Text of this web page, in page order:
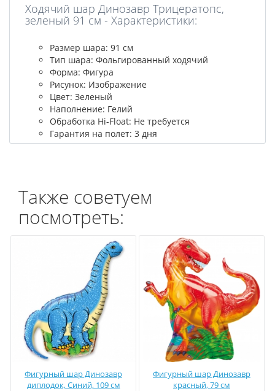
Ходячий шар Динозавр Трицератопс,
зеленый 91 см - Характеристики:
Размер шара: 91 см
Тип шара: Фольгированный ходячий
Форма: Фигура
Рисунок: Изображение
Цвет: Зеленый
Наполнение: Гелий
Обработка Hi-Float: Не требуется
Гарантия на полет: 3 дня
Также советуем
посмотреть:
Фигурный шар Динозавр
диплодок, Синий, 109 см
Фигурный шар Динозавр
красный, 79 см